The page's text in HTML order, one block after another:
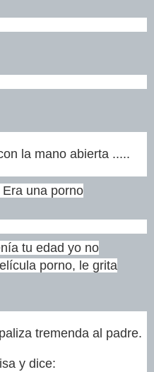
la mano abierta .....
una porno
tu edad yo no
porno, le grita
tremenda al padre.
y dice: